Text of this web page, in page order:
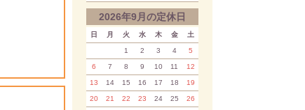
2026年9月の定休日
日 月 火 水 木 金 土
1 2 3 4 5
6 7 8 9 10 11 12
13 14 15 16 17 18 19
20 21 22 23 24 25 26